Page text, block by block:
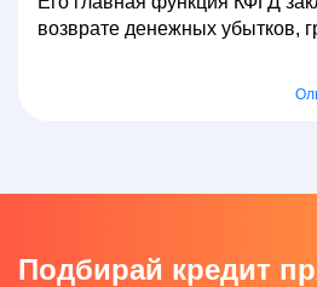
возврате денежных убытков,
Подбирай кредит